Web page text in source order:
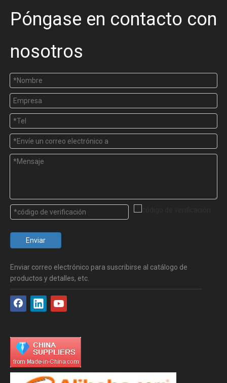
Póngase en contacto con
nosotros
Enviar
Enviar correo electrónico para suscribirse al catálogo de
productos y detalles, etc.